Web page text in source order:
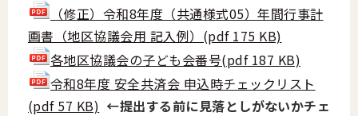
（修正）令和8年度（共通様式05）年間行事計
画書（地区協議会用 記入例）(pdf 175 KB)
各地区協議会の子ども会番号(pdf 187 KB)
令和8年度 安全共済会 申込時チェックリスト
(pdf 57 KB) ←提出する前に見落としがないかチェ